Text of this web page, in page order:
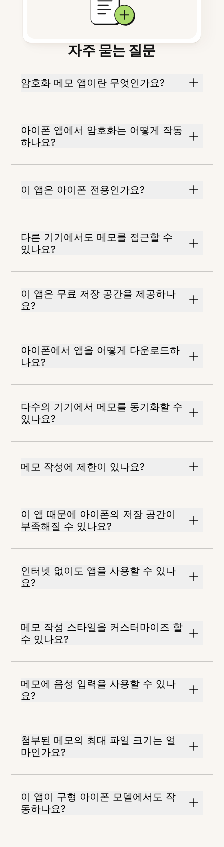
자주 묻는 질문
암호화 메모 앱이란 무엇인가요?
아이폰 앱에서 암호화는 어떻게 작동
하나요?
이 앱은 아이폰 전용인가요?
다른 기기에서도 메모를 접근할 수
있나요?
이 앱은 무료 저장 공간을 제공하나
요?
아이폰에서 앱을 어떻게 다운로드하
나요?
다수의 기기에서 메모를 동기화할 수
있나요?
메모 작성에 제한이 있나요?
이 앱 때문에 아이폰의 저장 공간이
부족해질 수 있나요?
인터넷 없이도 앱을 사용할 수 있나
요?
메모 작성 스타일을 커스터마이즈 할
수 있나요?
메모에 음성 입력을 사용할 수 있나
요?
첨부된 메모의 최대 파일 크기는 얼
마인가요?
이 앱이 구형 아이폰 모델에서도 작
동하나요?